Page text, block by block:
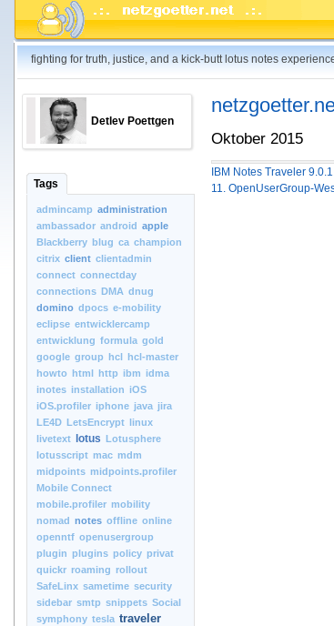
fighting for truth, justice, and a kick-butt lotus notes
Detlev Poettgen
Tags
admincamp administration
ambassador android apple
Blackberry blug ca champion
citrix client clientadmin
connect connectday
connections DMA dnug
domino dpocs e-mobility
eclipse entwicklercamp
entwicklung formula gold
google group hcl hcl-master
howto html http ibm idma
inotes installation iOS
iOS.profiler iphone java jira
LE4D LetsEncrypt linux
livetext
lotus Lotusphere
lotusscript mac mdm
midpoints midpoints.profiler
Mobile Connect
mobile.profiler mobility
nomad notes offline online
openntf openusergroup
plugin plugins policy privat
quickr roaming rollout
SafeLinx sametime security
sidebar smtp snippets Social
symphony tesla traveler
Oktober 2015
IBM Notes Traveler
11. OpenUserGroup-